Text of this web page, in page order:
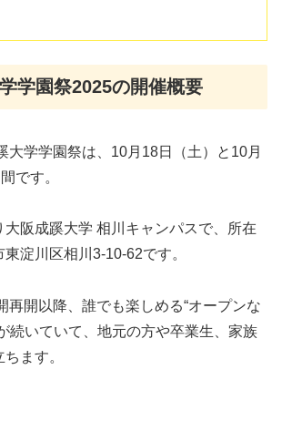
学園祭2025の開催概要
大学学園祭は、10月18日（土）と10月
です。
阪成蹊大学 相川キャンパスで、所在
淀川区相川3-10-62です。
再開以降、誰でも楽しめる“オープンな
続いていて、地元の方や卒業生、家族
ます。